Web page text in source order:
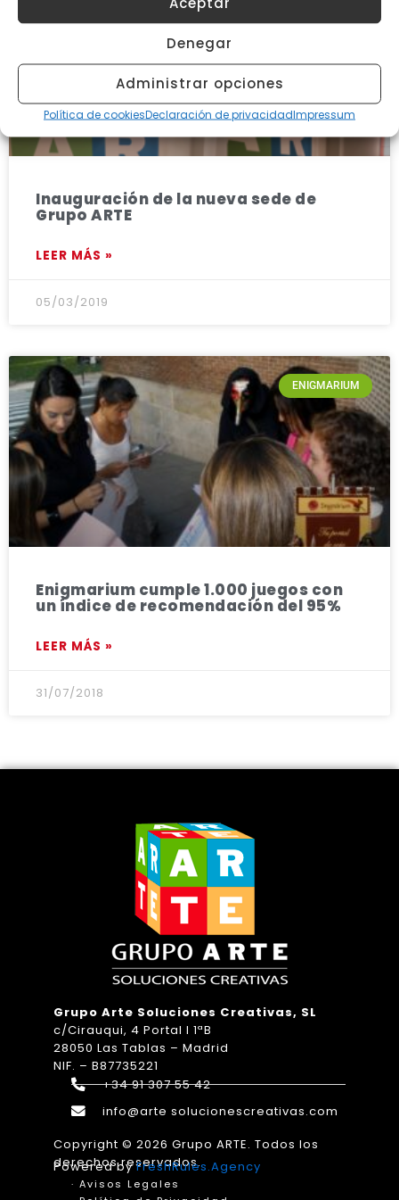
Denegar
Administrar opciones
Política de cookiesDeclaración de privacidadImpressum
Inauguración de la nueva sede de
Grupo ARTE
LEER MÁS »
05/03/2019
ENIGMARIUM
Enigmarium cumple 1.000 juegos con
un índice de recomendación del 95%
LEER MÁS »
31/07/2018
Grupo Arte Soluciones Creativas, SL
c/Cirauqui, 4 Portal I 1ªB
28050 Las Tablas – Madrid
NIF. – B87735221
+34 91 307 55 42
info@arte solucionescreativas.com
Copyright © 2026 Grupo ARTE. Todos los
derechos reservados.
Powered byFreshRules.Agency
· Avisos Legales